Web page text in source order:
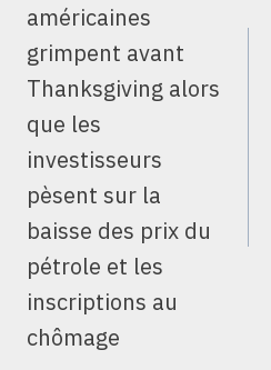
américaines
grimpent avant
Thanksgiving alors
que les
investisseurs
pèsent sur la
baisse des prix du
pétrole et les
inscriptions au
chômage